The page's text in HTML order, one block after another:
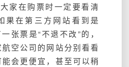
家在购票时一定要看清
果在第三方网站看到是
张票是“不退不改”的，
空公司的网站分别看看
会更便宜，甚至可以稍